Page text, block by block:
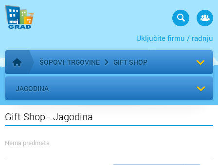
Uključite firmu / radnju
Početna stranica
ŠOPOVI, TRGOVINE GIFT SHOP
JAGODINA
Gift Shop - Jagodina
Nema predmeta